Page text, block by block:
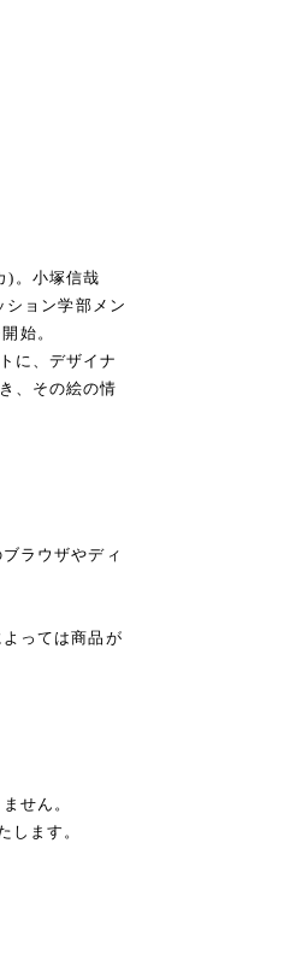
)。小塚信哉
ョン学部メン
始。
に、デザイナ
、その絵の情
ラウザやディ
っては商品が
せん。
します。